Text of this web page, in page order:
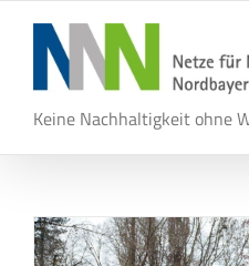
springen
Keine Nachhaltigkeit ohne